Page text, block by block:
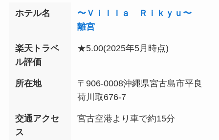
ホテル名
〜Ｖｉｌｌａ Ｒｉｋｙｕ〜
離宮
楽天トラベ
ル評価
★5.00(2025年5月時点)
所在地
〒906-0008沖縄県宮古島市平良
荷川取676-7
交通アクセ
ス
宮古空港より車で約15分